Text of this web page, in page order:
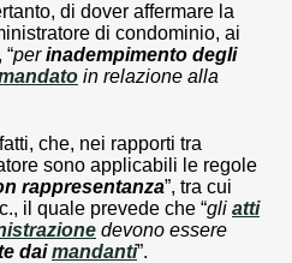
di dover affermare la
di condominio, ai
“perinadempimento degli
in relazione alla
che, nei rapporti tra
sono applicabili le regole
rappresentanza”, tra cui
il quale prevede che “gli atti
devono essere
daimandanti”.